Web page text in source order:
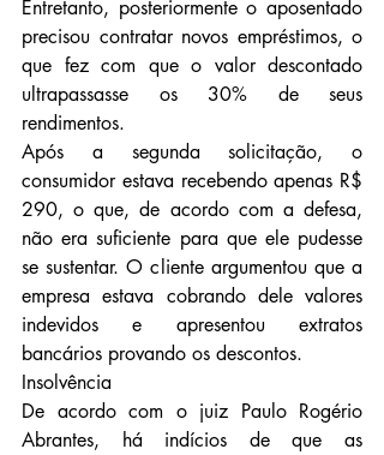
Entretanto, posteriormente o aposentado
precisou contratar novos empréstimos, o
que fez com que o valor descontado
ultrapassasse os 30% de seus
rendimentos.
Após a segunda solicitação, o
consumidor estava recebendo apenas R$
290, o que, de acordo com a defesa,
não era suficiente para que ele pudesse
se sustentar. O cliente argumentou que a
empresa estava cobrando dele valores
indevidos e apresentou extratos
bancários provando os descontos.
Insolvência
De acordo com o juiz Paulo Rogério
Abrantes, há indícios de que as